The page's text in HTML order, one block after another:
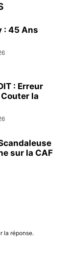
: 45 Ans
: Erreur
la
sur la CAF
la réponse.